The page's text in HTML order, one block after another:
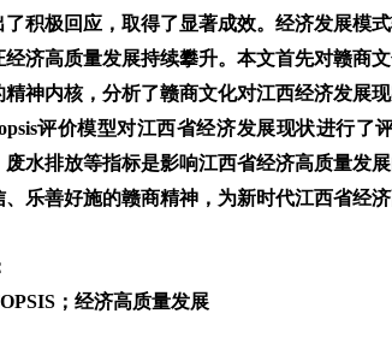
了积极回应，取得了显著成效。经济发展模
济高质量发展持续攀升。本文首先对赣商
神内核，分析了赣商文化对江西经济发展
评价模型对江西省经济发展现状进行了
水排放等指标是影响江西省经济高质量发
乐善好施的赣商精神，为新时代江西省经
；经济高质量发展